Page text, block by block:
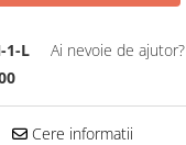
1-L Ai nevoie de ajutor?
Cere informatii